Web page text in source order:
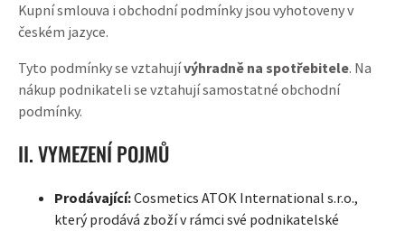
Kupní smlouva i obchodní podmínky jsou vyhotoveny v
českém jazyce.
Tyto podmínky se vztahujívýhradně na spotřebitele. Na
nákup podnikateli se vztahují samostatné obchodní
podmínky.
II. VYMEZENÍ POJMŮ
Prodávající:Cosmetics ATOK International s.r.o.,
který prodává zboží v rámci své podnikatelské